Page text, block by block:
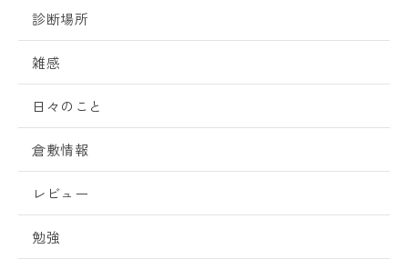
診断場所
雑感
日々のこと
倉敷情報
レビュー
勉強